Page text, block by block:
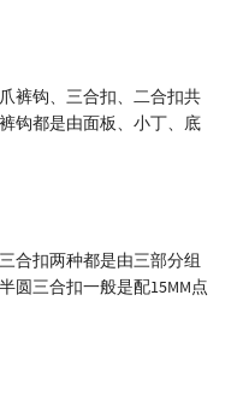
裤钩、三合扣、二合扣共
钩都是由面板、小丁、底
合扣两种都是由三部分组
圆三合扣一般是配15MM点